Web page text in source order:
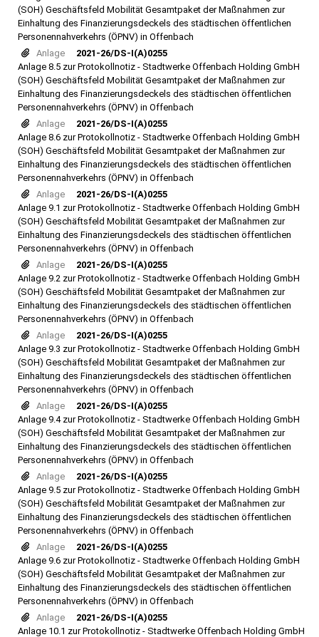
(SOH) Geschäftsfeld Mobilität Gesamtpaket der Maßnahmen zur
Einhaltung des Finanzierungsdeckels des städtischen öffentlichen
Personennahverkehrs (ÖPNV) in Offenbach
Anlage
2021-26/DS-I(A)0255
Anlage 8.5 zur Protokollnotiz - Stadtwerke Offenbach Holding GmbH
(SOH) Geschäftsfeld Mobilität Gesamtpaket der Maßnahmen zur
Einhaltung des Finanzierungsdeckels des städtischen öffentlichen
Personennahverkehrs (ÖPNV) in Offenbach
Anlage
2021-26/DS-I(A)0255
Anlage 8.6 zur Protokollnotiz - Stadtwerke Offenbach Holding GmbH
(SOH) Geschäftsfeld Mobilität Gesamtpaket der Maßnahmen zur
Einhaltung des Finanzierungsdeckels des städtischen öffentlichen
Personennahverkehrs (ÖPNV) in Offenbach
Anlage
2021-26/DS-I(A)0255
Anlage 9.1 zur Protokollnotiz - Stadtwerke Offenbach Holding GmbH
(SOH) Geschäftsfeld Mobilität Gesamtpaket der Maßnahmen zur
Einhaltung des Finanzierungsdeckels des städtischen öffentlichen
Personennahverkehrs (ÖPNV) in Offenbach
Anlage
2021-26/DS-I(A)0255
Anlage 9.2 zur Protokollnotiz - Stadtwerke Offenbach Holding GmbH
(SOH) Geschäftsfeld Mobilität Gesamtpaket der Maßnahmen zur
Einhaltung des Finanzierungsdeckels des städtischen öffentlichen
Personennahverkehrs (ÖPNV) in Offenbach
Anlage
2021-26/DS-I(A)0255
Anlage 9.3 zur Protokollnotiz - Stadtwerke Offenbach Holding GmbH
(SOH) Geschäftsfeld Mobilität Gesamtpaket der Maßnahmen zur
Einhaltung des Finanzierungsdeckels des städtischen öffentlichen
Personennahverkehrs (ÖPNV) in Offenbach
Anlage
2021-26/DS-I(A)0255
Anlage 9.4 zur Protokollnotiz - Stadtwerke Offenbach Holding GmbH
(SOH) Geschäftsfeld Mobilität Gesamtpaket der Maßnahmen zur
Einhaltung des Finanzierungsdeckels des städtischen öffentlichen
Personennahverkehrs (ÖPNV) in Offenbach
Anlage
2021-26/DS-I(A)0255
Anlage 9.5 zur Protokollnotiz - Stadtwerke Offenbach Holding GmbH
(SOH) Geschäftsfeld Mobilität Gesamtpaket der Maßnahmen zur
Einhaltung des Finanzierungsdeckels des städtischen öffentlichen
Personennahverkehrs (ÖPNV) in Offenbach
Anlage
2021-26/DS-I(A)0255
Anlage 9.6 zur Protokollnotiz - Stadtwerke Offenbach Holding GmbH
(SOH) Geschäftsfeld Mobilität Gesamtpaket der Maßnahmen zur
Einhaltung des Finanzierungsdeckels des städtischen öffentlichen
Personennahverkehrs (ÖPNV) in Offenbach
Anlage
2021-26/DS-I(A)0255
Anlage 10.1 zur Protokollnotiz - Stadtwerke Offenbach Holding GmbH